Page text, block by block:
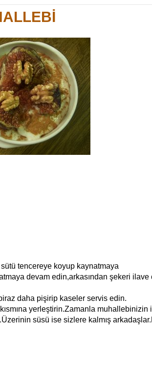
tencereye koyup kaynatmaya
devam edin,arkasından şekeri ilave
daha pişirip kaseler servis edin.
yerleştirin.Zamanla
süsü ise sizlere kalmış